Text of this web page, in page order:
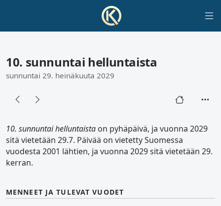
10. sunnuntai helluntaista
sunnuntai 29. heinäkuuta 2029
10. sunnuntai helluntaista on pyhäpäivä, ja vuonna 2029
sitä vietetään 29.7. Päivää on vietetty Suomessa
vuodesta 2001 lähtien, ja vuonna 2029 sitä vietetään 29.
kerran.
MENNEET JA TULEVAT VUODET